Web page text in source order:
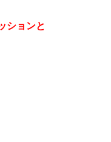
ションと